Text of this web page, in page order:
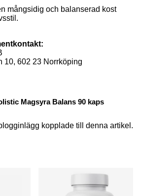
mångsidig och balanserad kost
10, 602 23 Norrköping
Magsyra Balans 90 kaps
kopplade till denna artikel.